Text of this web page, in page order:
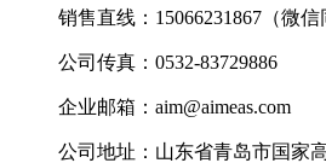
销售直线：15066231867（微信
公司传真：0532-83729886
企业邮箱：aim@aimeas.com
公司地址：山东省青岛市国家